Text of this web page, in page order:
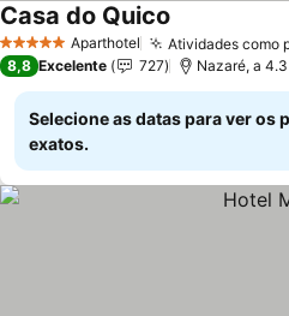
5 Estrelas Aparthotel Atividades como
Casa do Quico
8,8 Excelente 727 Nazaré, a
Selecione as datas para ver os
exatos.